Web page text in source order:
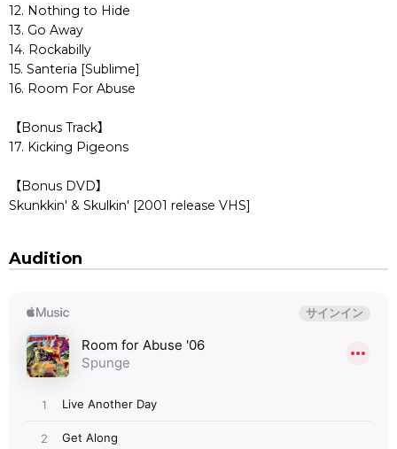
12. Nothing to Hide
13. Go Away
14. Rockabilly
15. Santeria [Sublime]
16. Room For Abuse
【Bonus Track】
17. Kicking Pigeons
【Bonus DVD】
Skunkkin' & Skulkin' [2001 release VHS]
Audition